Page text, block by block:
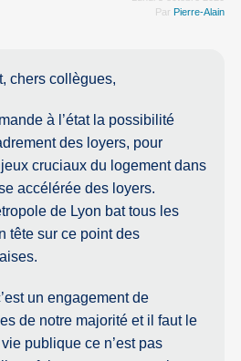
Par Pierre-Alain
chers collègues,
à l’état la possibilité
des loyers, pour
cruciaux du logement dans
accélérée des loyers.
de Lyon bat tous les
tête sur ce point des
un engagement de
de notre majorité et il faut le
publique ce n’est pas